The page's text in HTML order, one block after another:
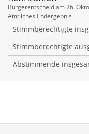
Sommerspiele
bewirbt,
die
entweder
Kennzahlen
Bürgerentscheid am 26.
Amtliches Endergebnis
Stimmberechtigte
Stimmberechtigte
Abstimmende